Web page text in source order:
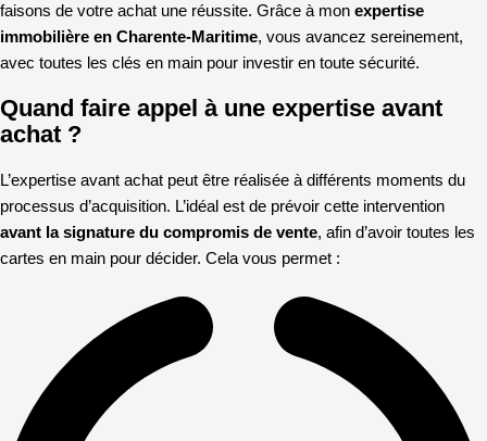
faisons de votre achat une réussite. Grâce à mon expertise
immobilière en Charente-Maritime, vous avancez sereinement,
avec toutes les clés en main pour investir en toute sécurité.
Quand faire appel à une expertise avant
achat ?
L’expertise avant achat peut être réalisée à différents moments du
processus d’acquisition. L’idéal est de prévoir cette intervention
avant la signature du compromis de vente, afin d’avoir toutes les
cartes en main pour décider. Cela vous permet :